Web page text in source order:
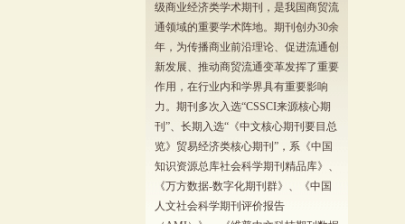
级商业经济类学术期刊，是我国商贸流
通领域的重要学术阵地。期刊创办30余
年，为传播商业前沿理论、促进流通创
新发展、推动商贸流通变革发挥了重要
作用，在行业内和学界具有重要影响
力。期刊多次入选“CSSCI来源核心期
刊”、长期入选“《中文核心期刊要目总
览》贸易经济类核心期刊”，系《中国
知识资源总库社会科学期刊精品库》、
《万方数据-数字化期刊群》、《中国
人文社会科学期刊评价报告